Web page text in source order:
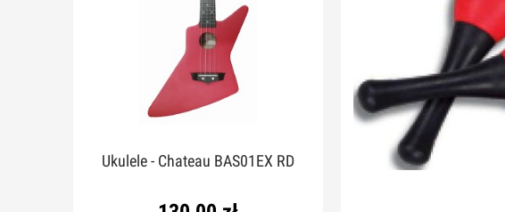
Ukulele - Chateau BAS01EX RD World Max